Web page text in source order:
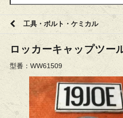
工具・ボルト・ケミカル
ロッカーキャップツー
型番：WW61509